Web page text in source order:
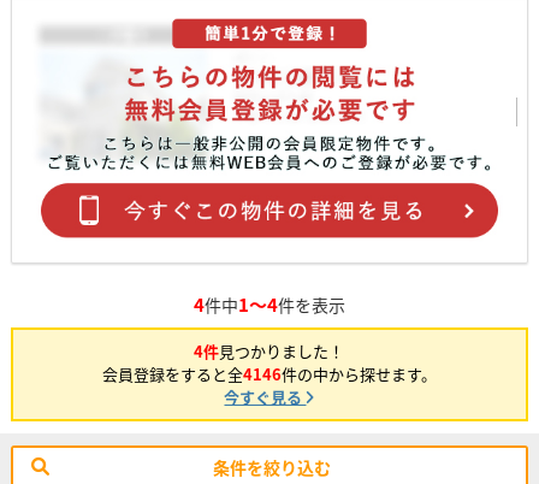
4件中1～4件を表示
4件見つかりました！
会員登録をすると全4146件の中から探せます。
今すぐ見る
条件を絞り込む